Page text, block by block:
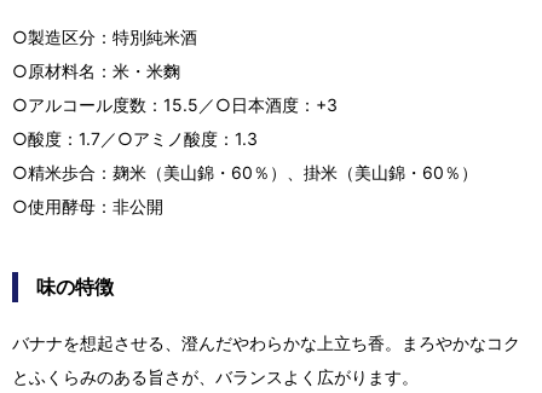
○製造区分：特別純米酒
○原材料名：米・米麴
○アルコール度数：15.5／○日本酒度：+3
○酸度：1.7／○アミノ酸度：1.3
○精米歩合：麹米（美山錦・60％）、掛米（美山錦・60％）
○使用酵母：非公開
味の特徴
バナナを想起させる、澄んだやわらかな上立ち香。まろやかなコク
とふくらみのある旨さが、バランスよく広がります。